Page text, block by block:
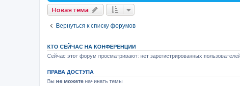
Новая тема
Вернуться к списку форумов
КТО СЕЙЧАС НА КОНФЕРЕНЦИИ
Сейчас этот форум просматривают: нет зарегистрированных
ПРАВА ДОСТУПА
Вы не можете начинать темы